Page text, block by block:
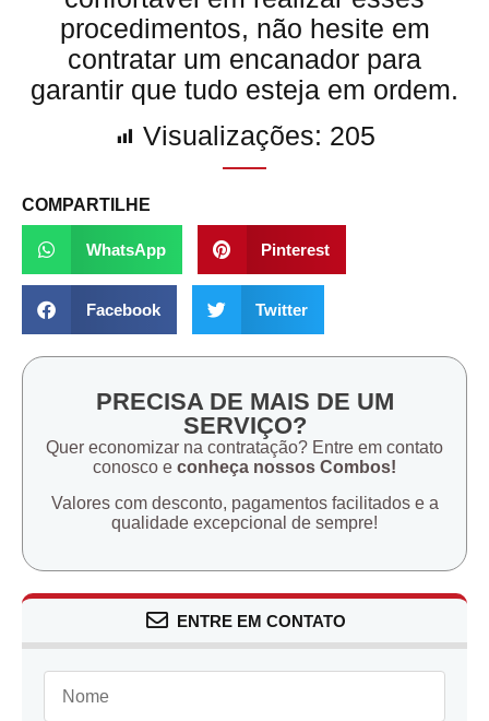
procedimentos, não hesite em
contratar um encanador para
garantir que tudo esteja em ordem.
Visualizações: 205
COMPARTILHE
WhatsApp Pinterest
Facebook Twitter
PRECISA DE MAIS DE UM
SERVIÇO?
Quer economizar na contratação? Entre em contato
conosco e conheça nossos Combos!
Valores com desconto, pagamentos facilitados e a
qualidade excepcional de sempre!
ENTRE EM CONTATO